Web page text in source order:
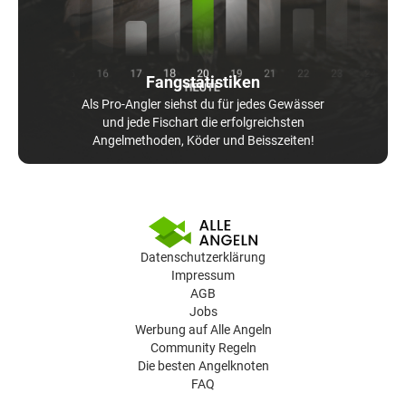
Fangstatistiken
Als Pro-Angler siehst du für jedes Gewässer
und jede Fischart die erfolgreichsten
Angelmethoden, Köder und Beisszeiten!
Datenschutzerklärung
Impressum
AGB
Jobs
Werbung auf Alle Angeln
Community Regeln
Die besten Angelknoten
FAQ